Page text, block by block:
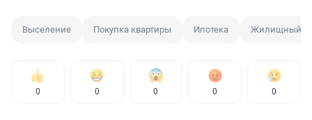
Выселение Покупка квартиры Ипотека Жилищный
0 0 0 0 0